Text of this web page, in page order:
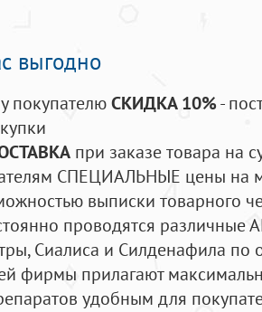
выгодно
покупателюСКИДКА 10%-
при заказе товара на
СПЕЦИАЛЬНЫЕ цены на
выписки товарного
проводятся
Сиалиса и Силденафила по
фирмы прилагают
удобным для